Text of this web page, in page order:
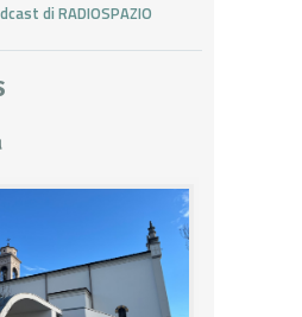
di RADIOSPAZIO